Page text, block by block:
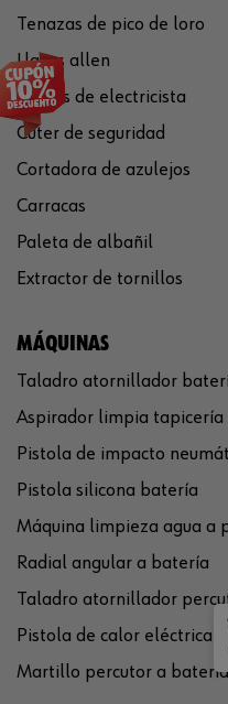
Tenazas de pico de loro
Llaves allen
Tijeras de electricista
Cúter de seguridad
Cortadora de azulejos
Carracas
Paleta de albañil
Extractor de tornillos
MÁQUINAS
Taladro atornillador
Aspirador limpia tapicería
Pistola de impacto
Pistola silicona batería
Máquina limpieza agua a
Radial angular a batería
Taladro atornillador
Pistola de calor eléctrica
Martillo percutor a batería